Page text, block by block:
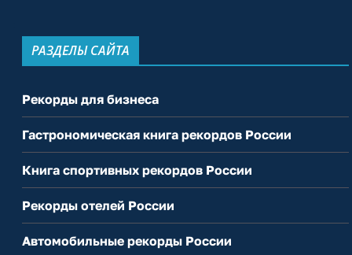
РАЗДЕЛЫ САЙТА
Рекорды для бизнеса
Гастрономическая книга рекордов России
Книга спортивных рекордов России
Рекорды отелей России
Автомобильные рекорды России